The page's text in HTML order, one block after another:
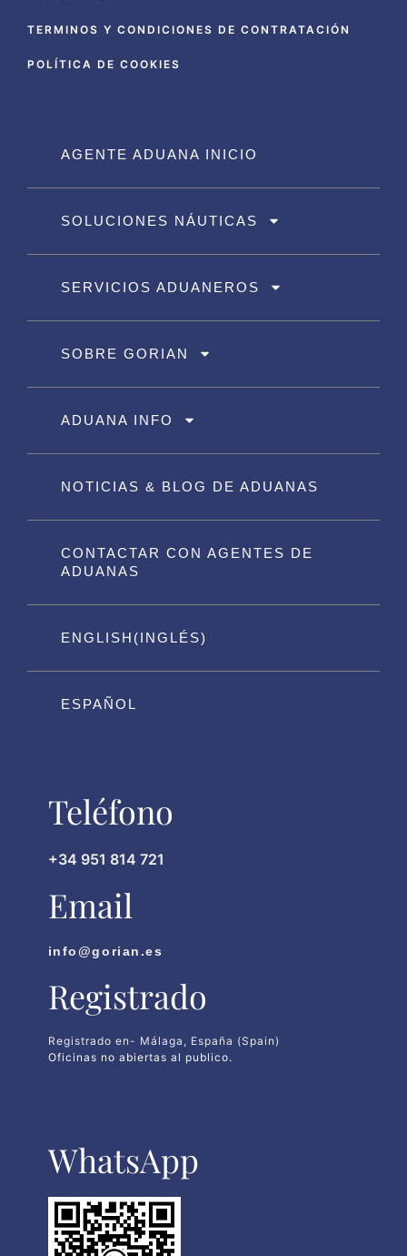
TERMINOS Y CONDICIONES DE CONTRATACIÓN
POLÍTICA DE COOKIES
AGENTE ADUANA INICIO
SOLUCIONES NÁUTICAS
SERVICIOS ADUANEROS
SOBRE GORIAN
ADUANA INFO
NOTICIAS & BLOG DE ADUANAS
CONTACTAR CON AGENTES DE
ADUANAS
ENGLISH (INGLÉS)
ESPAÑOL
Teléfono
+34 951 814 721
Email
info@gorian.es
Registrado
Registrado en- Málaga, España (Spain)
Oficinas no abiertas al publico.
WhatsApp​